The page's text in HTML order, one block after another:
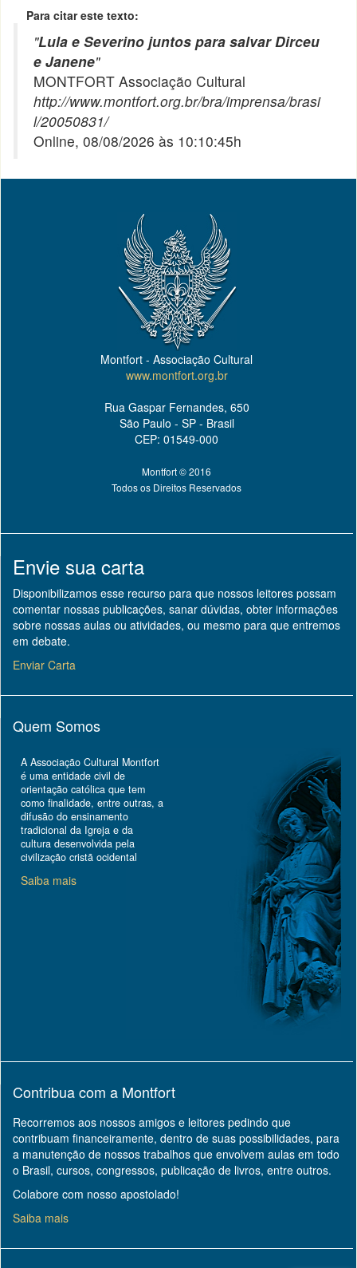
Para citar este texto:
"Lula e Severino juntos para salvar Dirceu
e Janene"
MONTFORT Associação Cultural
http://www.montfort.org.br/bra/imprensa/brasi
l/20050831/
Online, 08/08/2026 às 10:10:45h
Montfort - Associação Cultural
www.montfort.org.br
Rua Gaspar Fernandes, 650
São Paulo - SP - Brasil
CEP: 01549-000
Montfort © 2016
Todos os Direitos Reservados
Envie sua carta
Disponibilizamos esse recurso para que nossos leitores possam
comentar nossas publicações, sanar dúvidas, obter informações
sobre nossas aulas ou atividades, ou mesmo para que entremos
em debate.
Enviar Carta
Quem Somos
A Associação Cultural Montfort
é uma entidade civil de
orientação católica que tem
como finalidade, entre outras, a
difusão do ensinamento
tradicional da Igreja e da
cultura desenvolvida pela
civilização cristã ocidental
Saiba mais
Contribua com a Montfort
Recorremos aos nossos amigos e leitores pedindo que
contribuam financeiramente, dentro de suas possibilidades, para
a manutenção de nossos trabalhos que envolvem aulas em todo
o Brasil, cursos, congressos, publicação de livros, entre outros.
Colabore com nosso apostolado!
Saiba mais